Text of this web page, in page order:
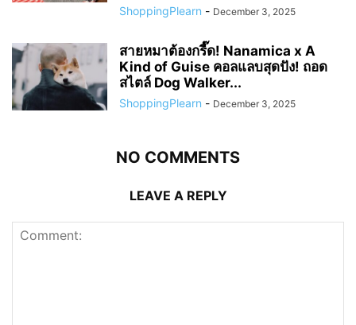
ShoppingPlearn - December 3, 2025
สายหมาต้องกรี๊ด! Nanamica x A
Kind of Guise คอลแลบสุดปัง! ถอด
สไตล์ Dog Walker...
ShoppingPlearn - December 3, 2025
NO COMMENTS
LEAVE A REPLY